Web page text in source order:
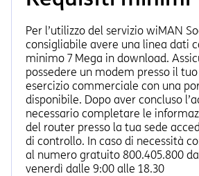
Per l’utilizzo del servizio wiMAN
consigliabile avere una linea dati
minimo 7 Mega in download.
possedere un modem presso il
esercizio commerciale con una
disponibile. Dopo aver concluso
necessario completare le
del router presso la tua sede
di controllo. In caso di necessità
al numero gratuito 800.405.800
venerdì dalle 9:00 alle 18.30